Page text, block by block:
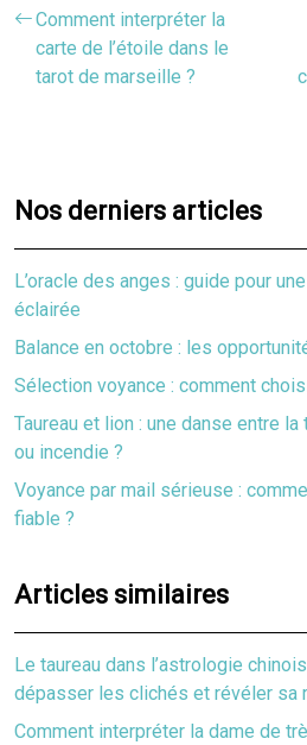
Comment interpréter la
carte de l’étoile dans le
tarot de marseille ?
Nos derniers articles
L’oracle des anges : guide pour
éclairée
Balance en octobre : les
Sélection voyance : comment
Taureau et lion : une danse entre
ou incendie ?
Voyance par mail sérieuse :
fiable ?
Articles similaires
Le taureau dans l’astrologie
dépasser les clichés et révéler sa
Comment interpréter la dame de